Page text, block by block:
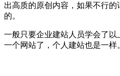
出高质的原创内容，如果不行
的。
一般只要企业建站人员学会了
一个网站了，个人建站也是一样